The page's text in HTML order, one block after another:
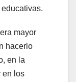
mayor
hacerlo
en la
en los